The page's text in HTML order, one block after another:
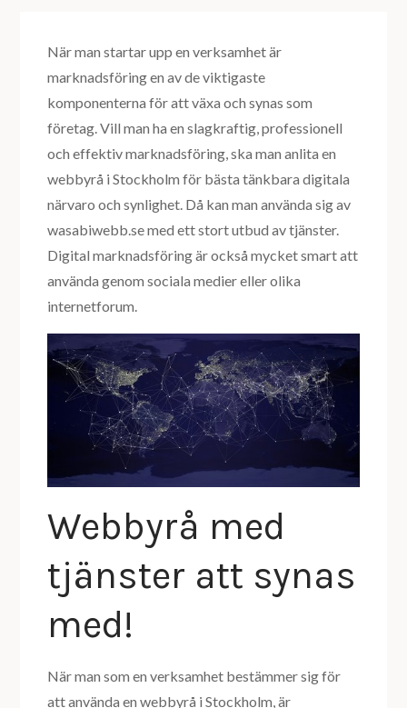
När man startar upp en verksamhet är
marknadsföring en av de viktigaste
komponenterna för att växa och synas som
företag. Vill man ha en slagkraftig, professionell
och effektiv marknadsföring, ska man anlita en
webbyrå i Stockholm för bästa tänkbara digitala
närvaro och synlighet. Då kan man använda sig av
wasabiwebb.se med ett stort utbud av tjänster.
Digital marknadsföring är också mycket smart att
använda genom sociala medier eller olika
internetforum.
Webbyrå med
tjänster att synas
med!
När man som en verksamhet bestämmer sig för
att använda en webbyrå i Stockholm, är